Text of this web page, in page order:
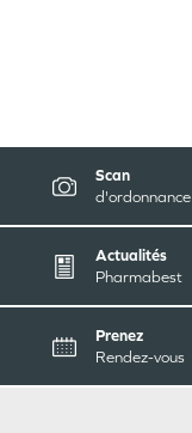
Scan
d'ordonnance
Actualités
Pharmabest
Prenez
Rendez-vous